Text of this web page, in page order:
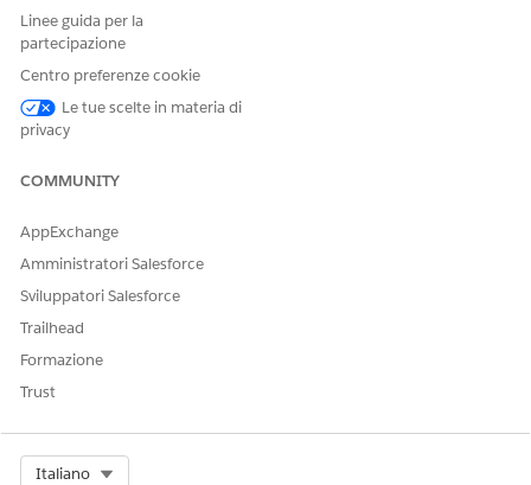
Filters per
template
Runtime selection
Not supported
Error handling
QUESTO ARTICOLO HA RISOLTO IL PROBLEMA?
Facci sapere, così possiamo migliorare!
Linee guida per la
partecipazione
Centro preferenze cookie
Le tue scelte in materia di
privacy
COMMUNITY
AppExchange
Amministratori Salesforce
Sviluppatori Salesforce
Trailhead
Formazione
Trust
Italiano